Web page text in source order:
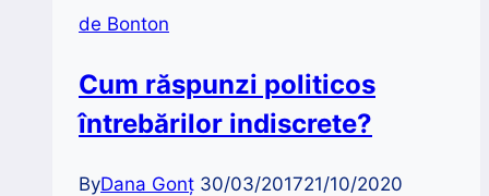
el?
de Bonton
Cum răspunzi politicos
întrebărilor indiscrete?
ByDana Gonț 30/03/201721/10/2020